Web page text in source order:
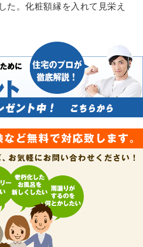
た。化粧額縁を入れて見栄え